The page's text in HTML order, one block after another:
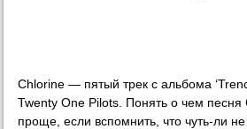
Chlorine — пятый трек с альбома
Twenty One Pilots. Понять о чем песня
проще, если вспомнить, что чуть-ли